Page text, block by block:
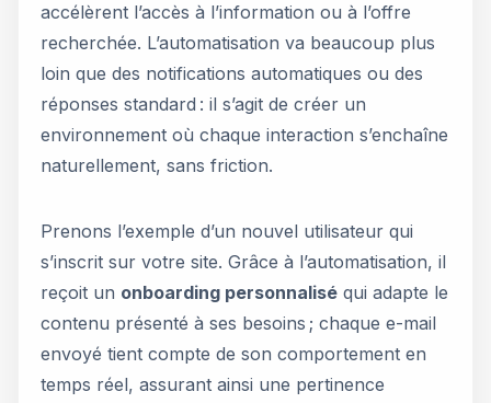
accélèrent l’accès à l’information ou à l’offre
recherchée. L’automatisation va beaucoup plus
loin que des notifications automatiques ou des
réponses standard : il s’agit de créer un
environnement où chaque interaction s’enchaîne
naturellement, sans friction.
Prenons l’exemple d’un nouvel utilisateur qui
s’inscrit sur votre site. Grâce à l’automatisation, il
reçoit un onboarding personnalisé qui adapte le
contenu présenté à ses besoins ; chaque e-mail
envoyé tient compte de son comportement en
temps réel, assurant ainsi une pertinence